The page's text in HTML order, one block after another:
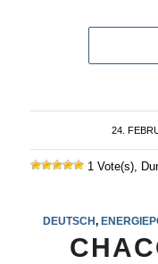
24. /
1 Vote(s),
DEUTSCH,